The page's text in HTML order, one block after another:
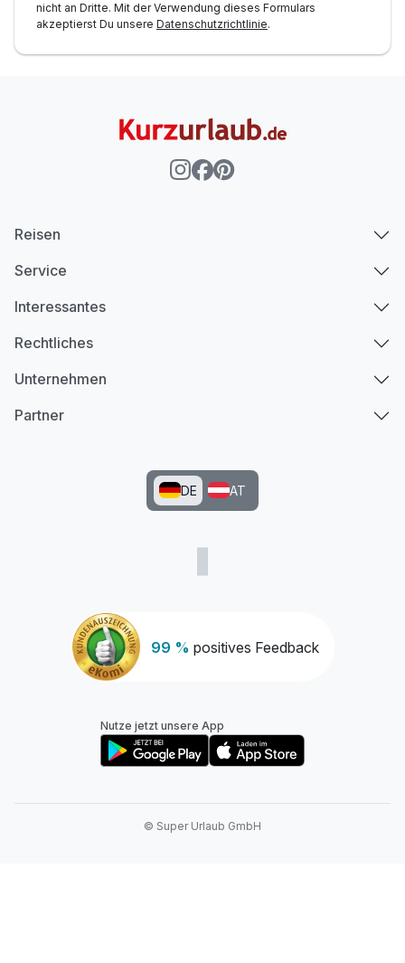
nicht an Dritte. Mit der Verwendung dieses Formulars
akzeptierst Du unsere Datenschutzrichtlinie.
99 % positives Feedback
Reisen
Service
Interessantes
Rechtliches
Unternehmen
Partner
DE AT
Nutze jetzt unsere App
© Super Urlaub GmbH